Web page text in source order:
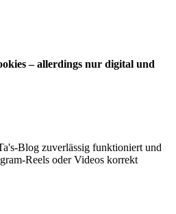
– allerdings nur digital und
Blog zuverlässig funktioniert und
Reels oder Videos korrekt